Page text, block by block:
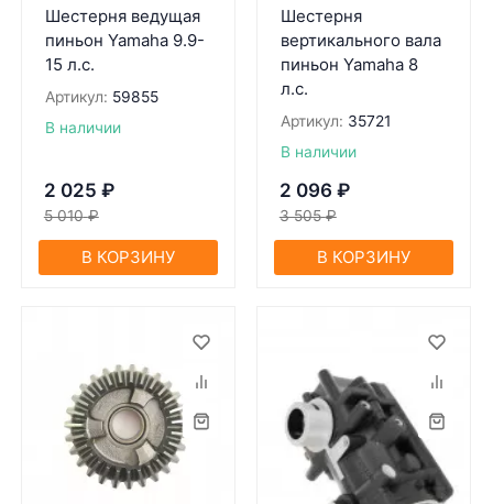
Шестерня ведущая
пиньон Yamaha 9.9-
15 л.с.
Артикул: 59855
В наличии
2 025 ₽
5 010 ₽
В КОРЗИНУ
Шестерня
вертикального вала
пиньон Yamaha 8
л.с.
Артикул: 35721
В наличии
2 096 ₽
3 505 ₽
В КОРЗИНУ